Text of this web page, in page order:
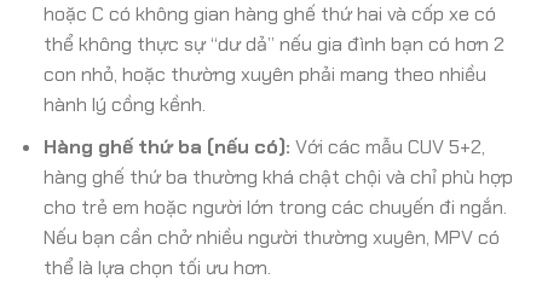
hoặc C có không gian hàng ghế thứ hai và cốp xe có
thể không thực sự “dư dả” nếu gia đình bạn có hơn 2
con nhỏ, hoặc thường xuyên phải mang theo nhiều
hành lý cồng kềnh.
Hàng ghế thứ ba (nếu có): Với các mẫu CUV 5+2,
hàng ghế thứ ba thường khá chật chội và chỉ phù hợp
cho trẻ em hoặc người lớn trong các chuyến đi ngắn.
Nếu bạn cần chở nhiều người thường xuyên, MPV có
thể là lựa chọn tối ưu hơn.